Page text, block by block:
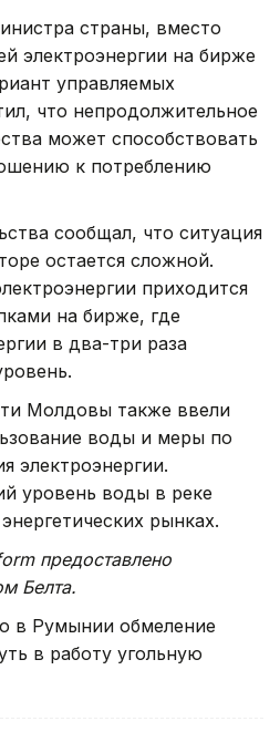
страны, вместо
электроэнергии на бирже
управляемых
что непродолжительное
может способствовать
к потреблению
сообщал, что ситуация
остается сложной.
приходится
на бирже, где
в два-три раза
Молдовы также ввели
воды и меры по
электроэнергии.
уровень воды в реке
рынках.
предоставлено
Белта.
в Румынии обмеление
в работу угольную